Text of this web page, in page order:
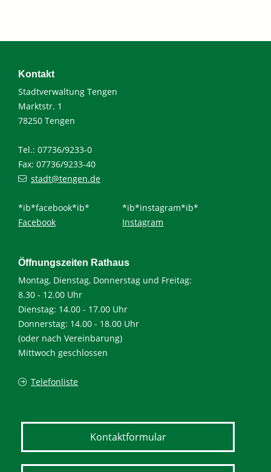
Kontakt
Stadtverwaltung Tengen
Marktstr. 1
78250 Tengen
Tel.: 07736/9233-0
Fax: 07736/9233-40
stadt@tengen.de
*ib*facebook*ib*
Facebook
*ib*instagram*ib*
Instagram
Öffnungszeiten Rathaus
Montag, Dienstag, Donnerstag und Freitag:
8.30 - 12.00 Uhr
Dienstag: 14.00 - 17.00 Uhr
Donnerstag: 14.00 - 18.00 Uhr
(oder nach Vereinbarung)
Mittwoch geschlossen
Telefonliste
Kontaktformular